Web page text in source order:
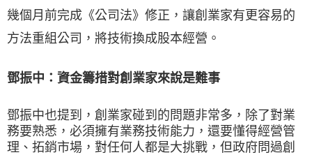
幾個月前完成《公司法》修正，讓創業家有更容易的
方法重組公司，將技術換成股本經營。
鄧振中：資金籌措對創業家來說是難事
鄧振中也提到，創業家碰到的問題非常多，除了對業
務要熟悉，必須擁有業務技術能力，還要懂得經營管
理、拓銷市場，對任何人都是大挑戰，但政府問過創